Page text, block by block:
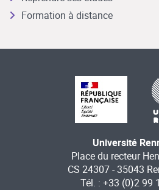
Formation à distance
Université
Place du recteur
CS 24307 - 35043
Tél. : +33 (0)2 99